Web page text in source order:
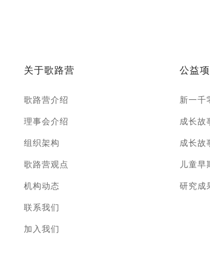
关于歌路营
歌路营介绍
理事会介绍
组织架构
歌路营观点
机构动态
联系我们
加入我们
公益
新一千
成长故
成长故
儿童早
研究成